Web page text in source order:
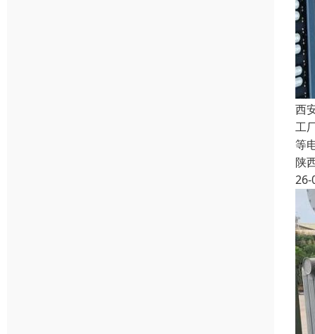
西
工
等
陕
26-